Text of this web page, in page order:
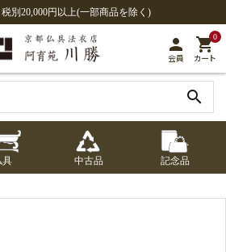
税別20,000円以上(一部商品を除く)
person
会員
0
shopping_cart
カート
search
記念品
式
具 中古品